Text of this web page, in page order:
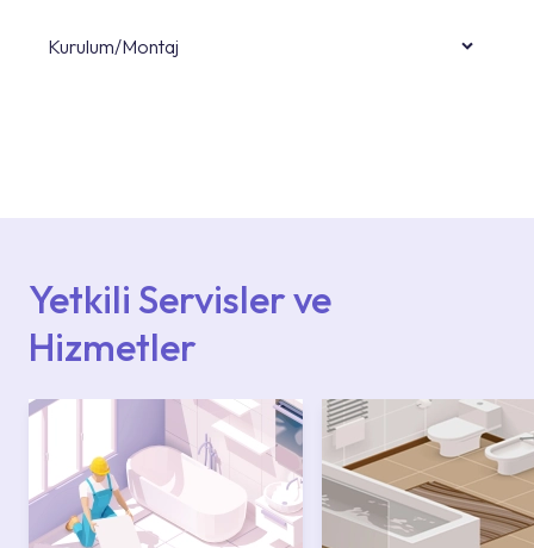
Kurulum/Montaj
Yetkili Servisler ve
Hizmetler